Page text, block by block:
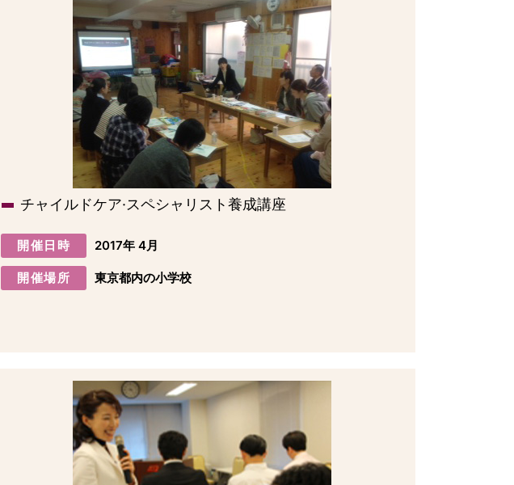
チャイルドケア·スペシャリスト養成講座
開催日時 2017年 4月
開催場所 東京都内の小学校